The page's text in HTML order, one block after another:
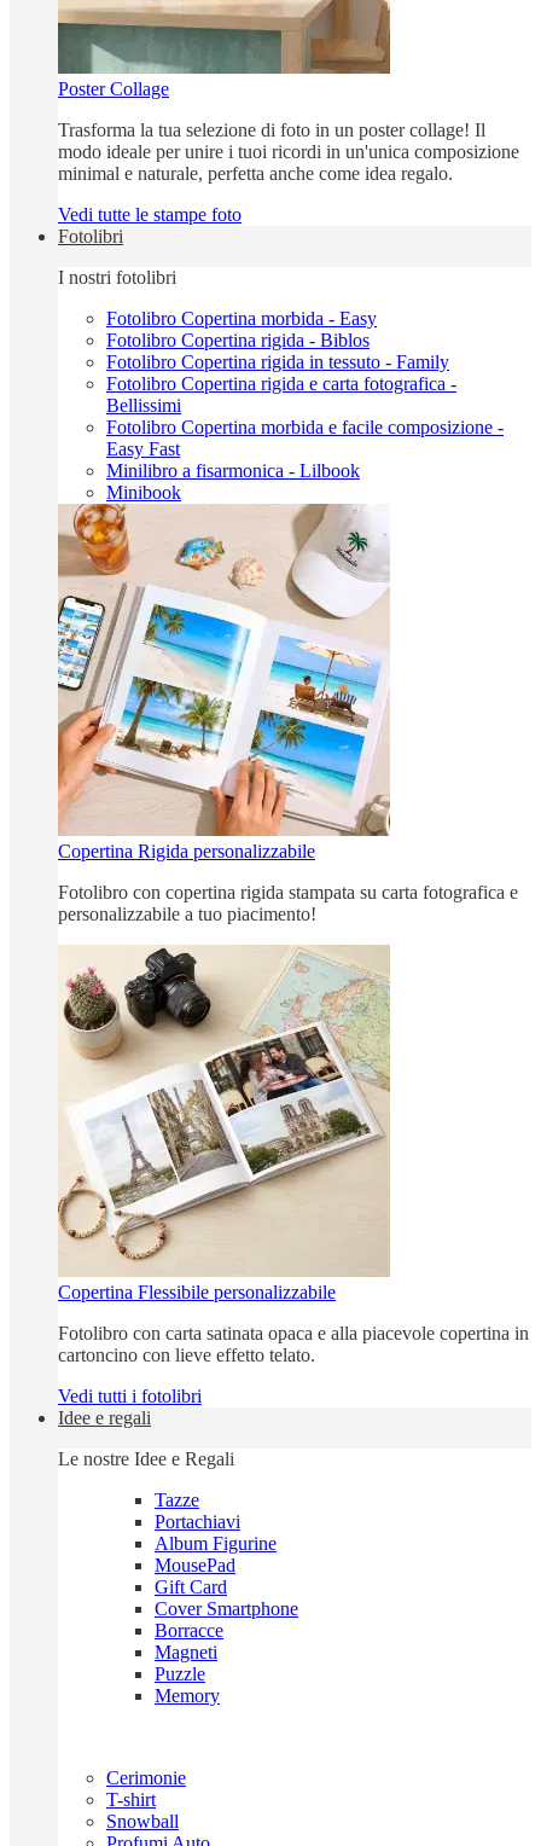
Poster Collage
Trasforma la tua selezione di foto in un poster collage! Il
modo ideale per unire i tuoi ricordi in un'unica composizione
minimal e naturale, perfetta anche come idea regalo.
Vedi tutte le stampe foto
Fotolibri
I nostri fotolibri
Fotolibro Copertina morbida - Easy
Fotolibro Copertina rigida - Biblos
Fotolibro Copertina rigida in tessuto - Family
Fotolibro Copertina rigida e carta fotografica -
Bellissimi
Fotolibro Copertina morbida e facile composizione -
Easy Fast
Minilibro a fisarmonica - Lilbook
Minibook
Copertina Rigida personalizzabile
Fotolibro con copertina rigida stampata su carta fotografica e
personalizzabile a tuo piacimento!
Copertina Flessibile personalizzabile
Fotolibro con carta satinata opaca e alla piacevole copertina in
cartoncino con lieve effetto telato.
Vedi tutti i fotolibri
Idee e regali
Le nostre Idee e Regali
Tazze
Portachiavi
Album Figurine
MousePad
Gift Card
Cover Smartphone
Borracce
Magneti
Puzzle
Memory
Cerimonie
T-shirt
Snowball